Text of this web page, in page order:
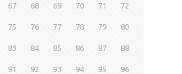
67 68 69 70 71 72
75 76 77 78 79 80
83 84 85 86 87 88
91 92 93 94 95 96